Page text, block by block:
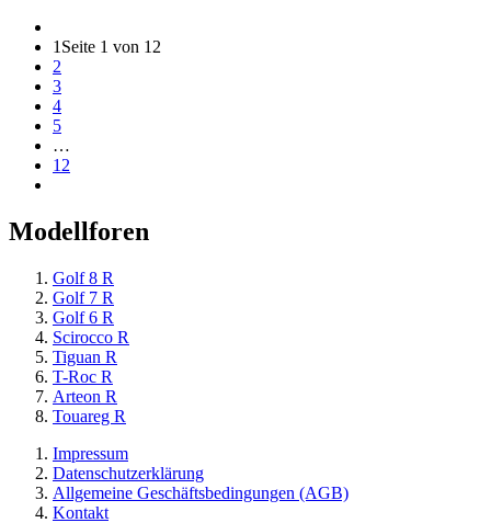
1 Seite 1 von 12
2
3
4
5
…
12
Modellforen
Golf 8 R
Golf 7 R
Golf 6 R
Scirocco R
Tiguan R
T-Roc R
Arteon R
Touareg R
Impressum
Datenschutzerklärung
Allgemeine Geschäftsbedingungen (AGB)
Kontakt